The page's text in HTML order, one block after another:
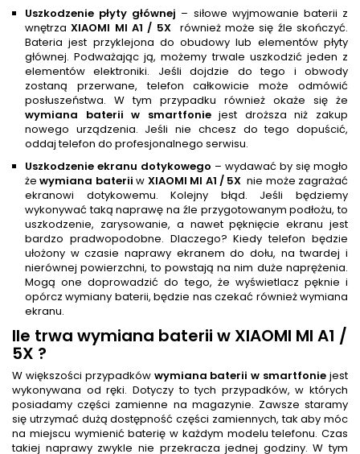
Uszkodzenie płyty głównej – siłowe wyjmowanie baterii z
wnętrzaXIAOMI MI A1 / 5X również może się źle skończyć.
Bateria jest przyklejona do obudowy lub elementów płyty
głównej. Podważając ją, możemy trwale uszkodzić jeden z
elementów elektroniki. Jeśli dojdzie do tego i obwody
zostaną przerwane, telefon całkowicie może odmówić
posłuszeństwa. W tym przypadku również okaże się że
wymiana baterii w smartfoniejest droższa niż zakup
nowego urządzenia. Jeśli nie chcesz do tego dopuścić,
oddaj telefon do profesjonalnego serwisu.
Uszkodzenie ekranu dotykowego – wydawać by się mogło
żewymiana baterii w XIAOMI MI A1 / 5X nie może zagrażać
ekranowi dotykowemu. Kolejny błąd. Jeśli będziemy
wykonywać taką naprawę na źle przygotowanym podłożu, to
uszkodzenie, zarysowanie, a nawet pęknięcie ekranu jest
bardzo pradwopodobne. Dlaczego? Kiedy telefon będzie
ułożony w czasie naprawy ekranem do dołu, na twardej i
nierównej powierzchni, to powstają na nim duże naprężenia.
Mogą one doprowadzić do tego, że wyświetlacz pęknie i
opórcz wymiany baterii, będzie nas czekać również wymiana
ekranu.
Ile trwa wymiana baterii w XIAOMI MI A1 /
5X ?
W większości przypadków wymiana baterii w smartfonie jest
wykonywana od ręki. Dotyczy to tych przypadków, w których
posiadamy części zamienne na magazynie. Zawsze staramy
się utrzymać dużą dostępność części zamiennych, tak aby móc
na miejscu wymienić baterię w każdym modelu telefonu. Czas
takiej naprawy zwykle nie przekracza jednej godziny. W tym